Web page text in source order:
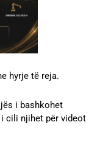
hyrje të reja.
i bashkohet
cili njihet për videot